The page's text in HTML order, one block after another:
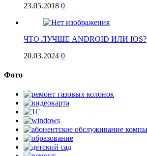
23.05.2018 0
ЧТО ЛУЧШЕ ANDROID ИЛИ IOS?
20.03.2024 0
Фото